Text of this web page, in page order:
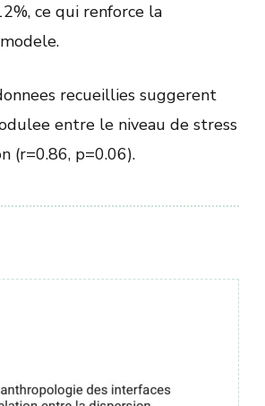
ce qui renforce la
recueillies suggerent
entre le niveau de stress
(r=0.86, p=0.06).